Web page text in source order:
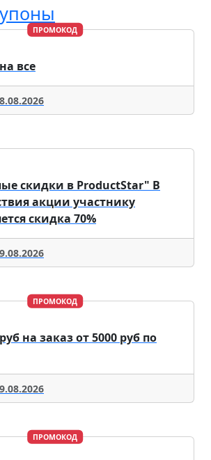
ПРОМОКОД
все
скидки в ProductStar" В
акции участнику
скидка 70%
ПРОМОКОД
на заказ от 5000 руб по
ПРОМОКОД